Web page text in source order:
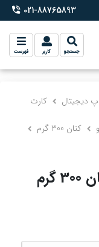
phone-2 021-88765893
جستجو کاربر فهرست
دیجیتال
کتان 300 گرم
کارت
کارت دعوت یک لت یکرو کتان 300 گرم